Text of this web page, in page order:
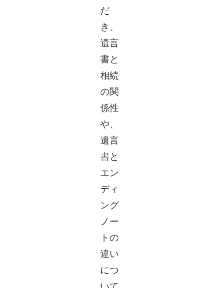
だ
き、
遺言
書と
相続
の関
係性
や、
遺言
書と
エン
ディ
ング
ノー
トの
違い
につ